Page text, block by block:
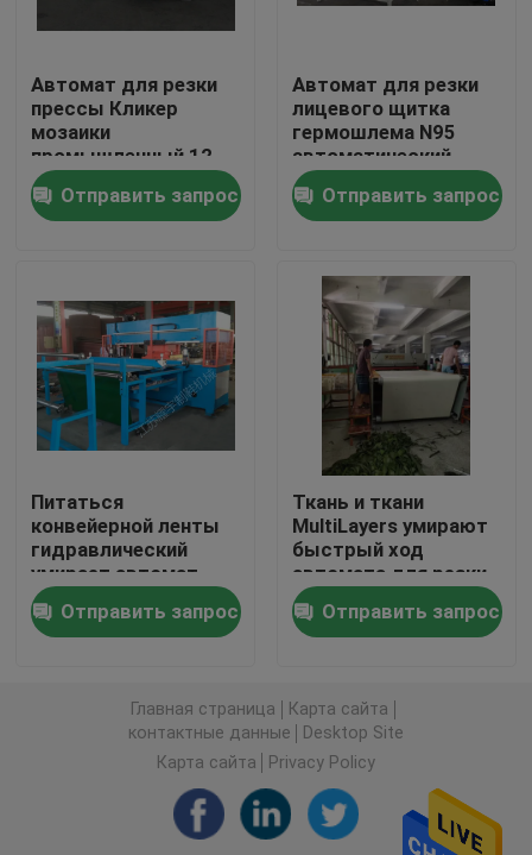
Спросите цитату
Гидровлический умирает автомат для резки
Гидравлический автомат для резки руки качания
Автомат для резки гидравлический
Машина резца прокладки ткани
Автомат для резки рулона ткани
Ультразвуковая выбивая машина
Автомат для резки компьютера
Автомат для резки
прессы Кликер
мозаики
промышленный 12
месяца гарантии
Отправить запрос
Автомат для резки
лицевого щитка
гермошлема N95
автоматический
гидравлический с
таблицей полного
пансиона питаясь
Отправить запрос
Питаться
конвейерной ленты
гидравлический
умирает автомат
для резки для
лицевой слойки
маски/порошка
Отправить запрос
Ткань и ткани
MultiLayers умирают
быстрый ход
автомата для резки
Отправить запрос
Главная страница
Карта сайта
контактные данные
Desktop Site
Карта сайта
Privacy Policy